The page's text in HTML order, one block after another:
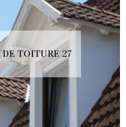
DE TOITURE 27